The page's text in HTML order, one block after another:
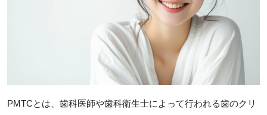
PMTCとは、歯科医師や歯科衛生士によって行われる歯のクリ